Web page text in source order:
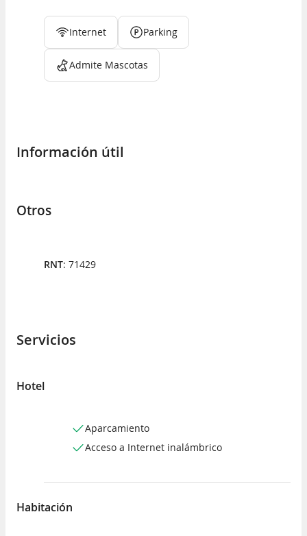
Internet Parking
Admite Mascotas
Información útil
Otros
RNT: 71429
Servicios
Hotel
Aparcamiento
Acceso a Internet inalámbrico
Habitación